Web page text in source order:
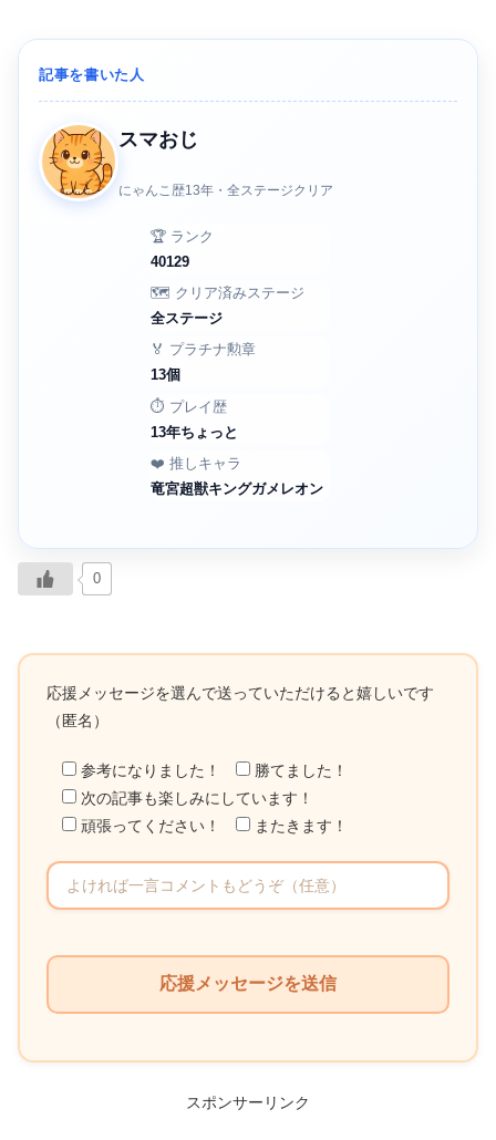
記事を書いた人
スマおじ
にゃんこ歴13年・全ステージクリア
🏆 ランク
40129
🗺️ クリア済みステージ
全ステージ
🏅 プラチナ勲章
13個
⏱️ プレイ歴
13年ちょっと
❤️ 推しキャラ
竜宮超獣キングガメレオン
0
応援メッセージを選んで送っていただけると嬉しいです
（匿名）
参考になりました！
勝てました！
次の記事も楽しみにしています！
頑張ってください！
またきます！
フ
ー
スポンサーリンク